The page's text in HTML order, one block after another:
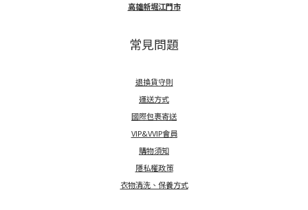
高雄新堀江門市
常見問題
退換貨守則
運送方式
國際包裹寄送
VIP&VVIP會員
購物須知
隱私權政策
衣物清洗、保養方式